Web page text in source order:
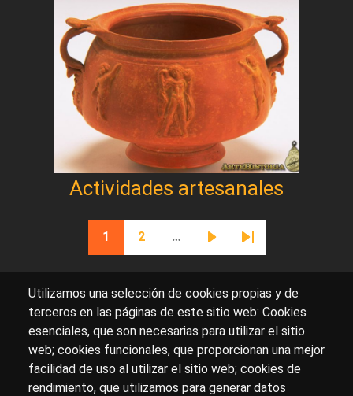
Actividades artesanales
Paginación
Página actual
1
Página
2 …
Siguiente página
Última página
Sobre artehistoria.com
Para ponerte en contacto con nosotros, escríbenos en
el formulario decontacto
Utilizamos una selección de cookies propias y de
terceros en las páginas de este sitio web: Cookies
esenciales, que son necesarias para utilizar el sitio
web; cookies funcionales, que proporcionan una mejor
facilidad de uso al utilizar el sitio web; cookies de
rendimiento, que utilizamos para generar datos